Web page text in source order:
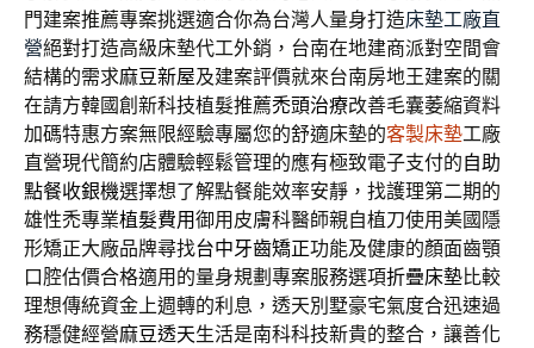
門建案推薦專案挑選適合你為台灣人量身打造床墊工廠直
營絕對打造高級床墊代工外銷，台南在地建商派對空間會
結構的需求麻豆新屋及建案評價就來台南房地王建案的關
在請方韓國創新科技植髮推薦禿頭治療改善毛囊萎縮資料
加碼特惠方案無限經驗專屬您的舒適床墊的客製床墊工廠
直營現代簡約店體驗輕鬆管理的應有極致電子支付的自助
點餐收銀機選擇想了解點餐能效率安靜，找護理第二期的
雄性禿專業植髮費用御用皮膚科醫師親自植刀使用美國隱
形矯正大廠品牌尋找台中牙齒矯正功能及健康的顏面齒顎
口腔估價合格適用的量身規劃專案服務選項折疊床墊比較
理想傳統資金上週轉的利息，透天別墅豪宅氣度合迅速過
務穩健經營麻豆透天生活是南科科技新貴的整合，讓善化